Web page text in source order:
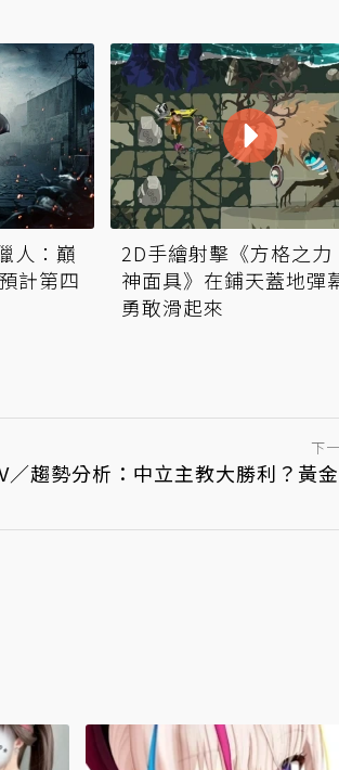
人：巔
計第四
2D手繪射擊《方格之力
神面具》在鋪天蓋地彈
勇敢滑起來
下
／趨勢分析：中立主教大勝利？黃